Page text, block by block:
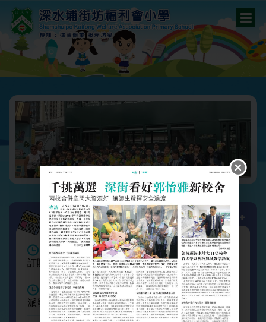
最新消息 更多+
May/08/2026
訂購6月份午膳
May/08/2026
派發母親節花朵